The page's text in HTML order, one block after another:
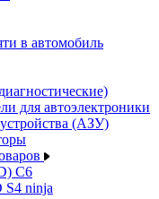
в автомобиль
для автоэлектроники
(АЗУ)
C6
ninja